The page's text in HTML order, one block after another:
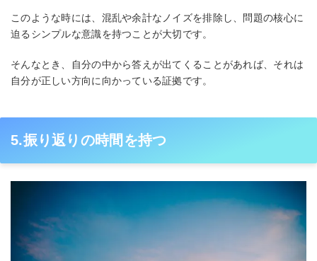
このような時には、混乱や余計なノイズを排除し、問題の核心に
迫るシンプルな意識を持つことが大切です。
そんなとき、自分の中から答えが出てくることがあれば、それは
自分が正しい方向に向かっている証拠です。
5.振り返りの時間を持つ